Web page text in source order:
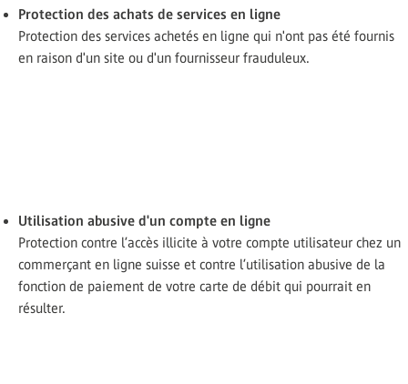
Protection des achats de services en ligne
Protection des services achetés en ligne qui n'ont pas été fournis
en raison d'un site ou d'un fournisseur frauduleux.
Utilisation abusive d'un compte en ligne
Protection contre l’accès illicite à votre compte utilisateur chez un
commerçant en ligne suisse et contre l’utilisation abusive de la
fonction de paiement de votre carte de débit qui pourrait en
résulter.